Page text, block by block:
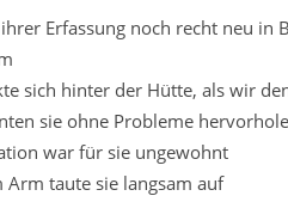
Erfassung noch recht neu in
sich hinter der Hütte, als wir
sie ohne Probleme
war für sie ungewohnt
Arm taute sie langsam auf